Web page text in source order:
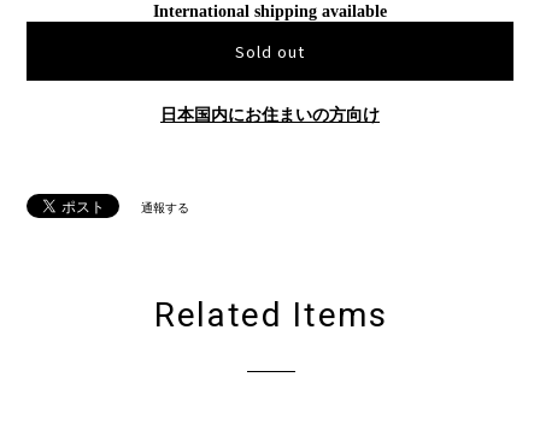
International shipping available
Sold out
日本国内にお住まいの方向け
通報する
Related Items